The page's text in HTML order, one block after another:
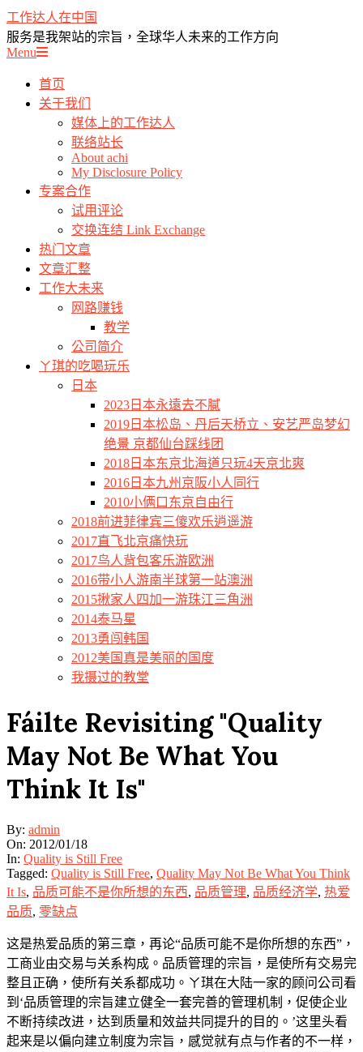
Skip
to
content
工作达人在中国
服务是我架站的宗旨，全球华人未来的工作方向
Primary
Menu
Menu
首页
关于我们
媒体上的工作达人
联络站长
About achi
My Disclosure Policy
专案合作
试用评论
交换连结 Link Exchange
热门文章
文章汇整
工作大未来
网路赚钱
教学
公司简介
ㄚ琪的吃喝玩乐
日本
2023日本永遠去不膩
2019日本松岛、丹后天桥立、安艺严岛梦幻
绝景 京都仙台踩线团
2018日本东京北海道只玩4天京北爽
2016日本九州京阪小人同行
2010小俩口东京自由行
2018前进菲律宾三傻欢乐逍遥游
2017直飞北京痛快玩
2017鸟人背包客乐游欧洲
2016带小人游南半球第一站澳洲
2015揪家人四加一游珠江三角洲
2014泰马星
2013勇闯韩国
2012美国真是美丽的国度
我摄过的教堂
Fáilte Revisiting "Quality
May Not Be What You
Think It Is"
By: admin
On: 2012/01/18
In: Quality is Still Free
Tagged: Quality is Still Free, Quality May Not Be What You Think
It Is, 品质可能不是你所想的东西, 品质管理, 品质经济学, 热爱
品质, 零缺点
这是热爱品质的第三章，再论“品质可能不是你所想的东西”，
工商业由交易与关系构成。品质管理的宗旨，是使所有交易完
整且正确，使所有关系都成功。ㄚ琪在大陆一家的顾问公司看
到‘品质管理的宗旨建立健全一套完善的管理机制，促使企业
不断持续改进，达到质量和效益共同提升的目的。’这里头看
起来是以偏向建立制度为宗旨，感觉就有点与作者的不一样，